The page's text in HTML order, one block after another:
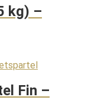
kg) –
Fin –